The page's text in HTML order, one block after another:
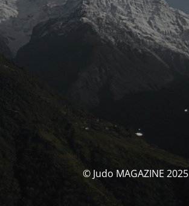
© Judo MAGAZINE 2025